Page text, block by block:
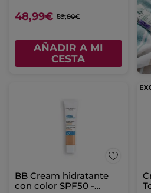
48,99€ 89,80€
AÑADIR A MI
CESTA
BB Cream hidratante
con color SPF50 -